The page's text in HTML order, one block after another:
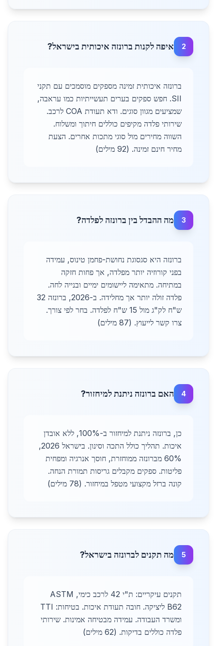
2 איפה לקנות ברונזה איכותית בישראל?
ברונזה איכותית זמינה מספקים מוסמכים עם תקני
SII. חפש ספקים בערים תעשייתיות כמו עראבה,
שמציעים מגוון סוגים. ודא תעודת COA לרכב.
שירותי פלדה מקיפים כוללים חיתוך ומשלוח.
השווה מחירים מול סוגי מתכות אחרים. הצעת
מחיר חינם זמינה. (92 מילים)
3 מה ההבדל בין ברונזה לפלדה?
ברונזה היא סגסוגת נחושת-פחמן טינוס, עמידה
בפני קורוזיה יותר מפלדה, אך פחות חזקה
במתיחה. מתאימה ליישומים ימיים ובנייה לחה.
פלדה זולה יותר אך מחלידה. ב-2026, ברונזה 32
ש"ח לק"ג מול 15 ש"ח לפלדה. בחר לפי צורך.
צרו קשר לייעוץ. (87 מילים)
4 האם ברונזה ניתנת למיחזור?
כן, ברונזה ניתנת למיחזור ב-100%, ללא אובדן
איכות. תהליך כולל התכה וסינון. בישראל 2026,
60% מברונזה ממוחזרת, חוסך אנרגיה ומפחית
פליטות. ספקים מקבלים גריסות תמורת הנחה.
קונה ברזל מקצועי מטפל במיחזור. (78 מילים)
5 מה תקנים לברונזה בישראל?
תקנים עיקריים: ת"י 42 לרכב כימי, ASTM
B62 ליציקה. חובה תעודת איכות. בטיחות: TTI
ומשרד העבודה. עמידה מבטיחה אמינות. שירותי
פלדה כוללים בדיקות. (62 מילים)